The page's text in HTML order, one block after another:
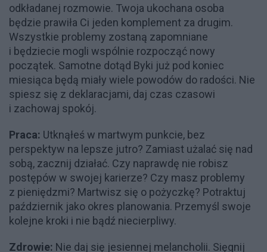
odkładanej rozmowie. Twoja ukochana osoba
będzie prawiła Ci jeden komplement za drugim.
Wszystkie problemy zostaną zapomniane
i będziecie mogli wspólnie rozpocząć nowy
początek. Samotne dotąd Byki już pod koniec
miesiąca będą miały wiele powodów do radości. Nie
spiesz się z deklaracjami, daj czas czasowi
i zachowaj spokój.
Praca: Utknąłeś w martwym punkcie, bez
perspektyw na lepsze jutro? Zamiast użalać się nad
sobą, zacznij działać. Czy naprawdę nie robisz
postępów w swojej karierze? Czy masz problemy
z pieniędzmi? Martwisz się o pożyczkę? Potraktuj
październik jako okres planowania. Przemyśl swoje
kolejne kroki i nie bądź niecierpliwy.
Zdrowie: Nie daj się jesiennej melancholii. Sięgnij